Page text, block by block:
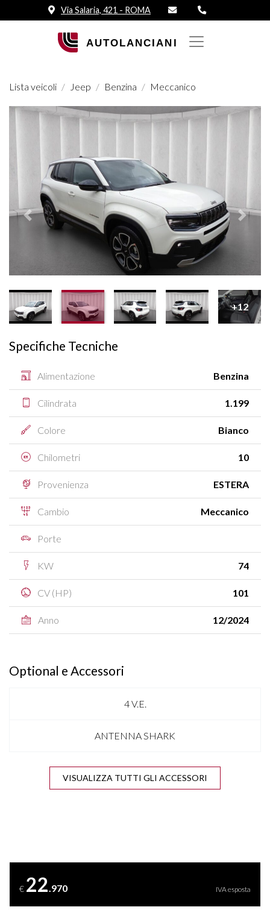
Via Salaria, 421 - ROMA
Lista veicoli Jeep Benzina Meccanico
Prededente
+12
Specifiche Tecniche
Alimentazione Benzina
Cilindrata 1.199
Colore Bianco
Chilometri 10
Provenienza ESTERA
Cambio Meccanico
Porte
KW 74
CV (HP) 101
Anno 12/2024
Optional e Accessori
4 V.E.
ANTENNA SHARK
APPLE CARPLAY & ANDROID AUTO
BRACCIOLO
VISUALIZZA TUTTI GLI ACCESSORI
€ 22.970 IVA esposta